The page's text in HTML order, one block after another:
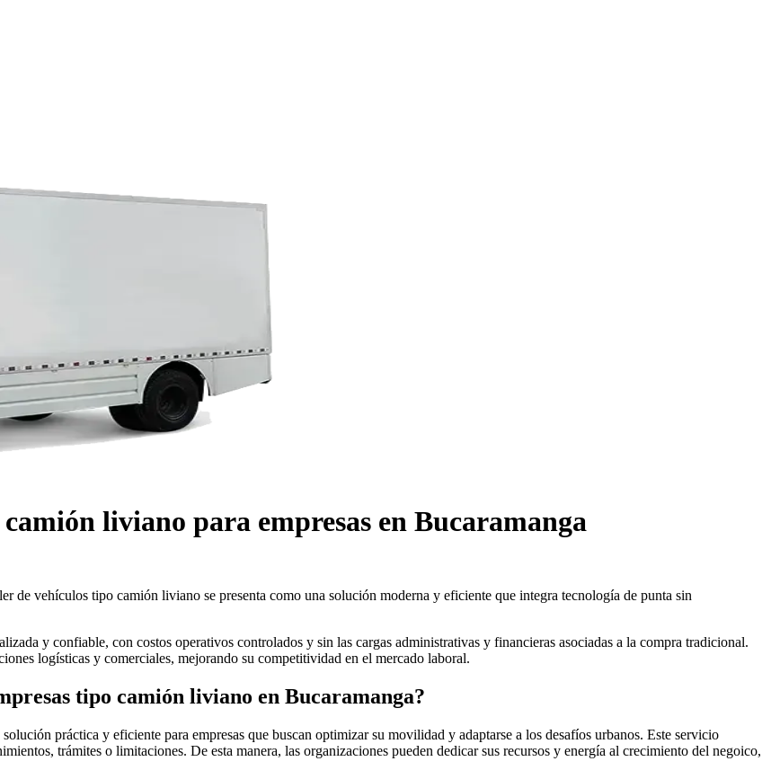
liviano para empresas en Bucaramanga
de vehículos tipo camión liviano se presenta como una solución moderna y eficiente que integra tecnología de punta sin
y confiable, con costos operativos controlados y sin las cargas administrativas y financieras asociadas a la compra tradicional.
logísticas y comerciales, mejorando su competitividad en el mercado laboral.
tipo camión liviano en Bucaramanga?
práctica y eficiente para empresas que buscan optimizar su movilidad y adaptarse a los desafíos urbanos. Este servicio
trámites o limitaciones. De esta manera, las organizaciones pueden dedicar sus recursos y energía al crecimiento del negoico,